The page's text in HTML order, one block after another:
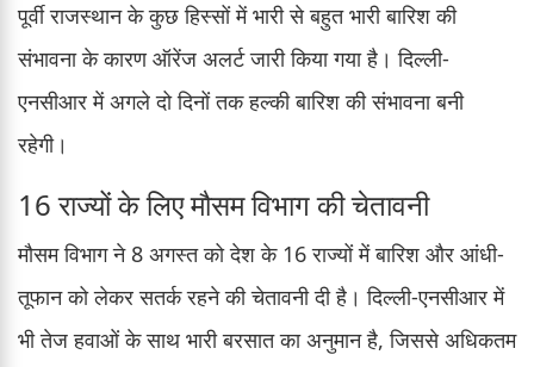
पूर्वी राजस्थान के कुछ हिस्सों में भारी से बहुत भारी बारिश की
संभावना के कारण ऑरेंज अलर्ट जारी किया गया है। दिल्ली-
एनसीआर में अगले दो दिनों तक हल्की बारिश की संभावना बनी
रहेगी।
16 राज्यों के लिए मौसम विभाग की चेतावनी
मौसम विभाग ने 8 अगस्त को देश के 16 राज्यों में बारिश और आंधी-
तूफान को लेकर सतर्क रहने की चेतावनी दी है। दिल्ली-एनसीआर में
भी तेज हवाओं के साथ भारी बरसात का अनुमान है, जिससे अधिकतम